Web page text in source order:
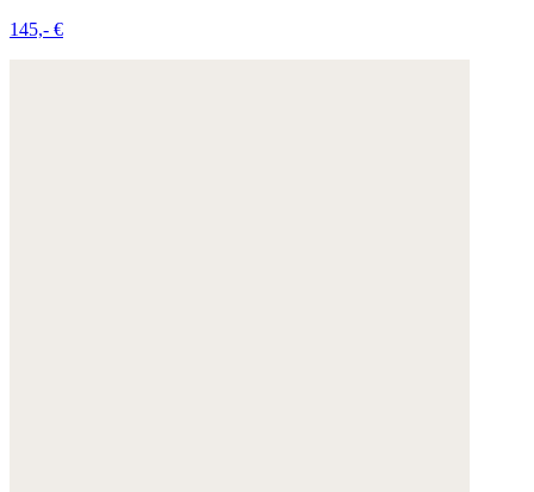
145,- €